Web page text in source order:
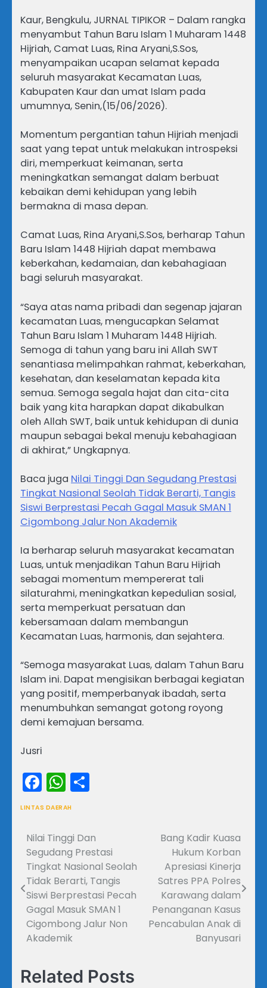
Kaur, Bengkulu, JURNAL TIPIKOR – Dalam rangka
menyambut Tahun Baru Islam 1 Muharam 1448
Hijriah, Camat Luas, Rina Aryani,S.Sos,
menyampaikan ucapan selamat kepada
seluruh masyarakat Kecamatan Luas,
Kabupaten Kaur dan umat Islam pada
umumnya, Senin,(15/06/2026).
Momentum pergantian tahun Hijriah menjadi
saat yang tepat untuk melakukan introspeksi
diri, memperkuat keimanan, serta
meningkatkan semangat dalam berbuat
kebaikan demi kehidupan yang lebih
bermakna di masa depan.
Camat Luas, Rina Aryani,S.Sos, berharap Tahun
Baru Islam 1448 Hijriah dapat membawa
keberkahan, kedamaian, dan kebahagiaan
bagi seluruh masyarakat.
“Saya atas nama pribadi dan segenap jajaran
kecamatan Luas, mengucapkan Selamat
Tahun Baru Islam 1 Muharam 1448 Hijriah.
Semoga di tahun yang baru ini Allah SWT
senantiasa melimpahkan rahmat, keberkahan,
kesehatan, dan keselamatan kepada kita
semua. Semoga segala hajat dan cita-cita
baik yang kita harapkan dapat dikabulkan
oleh Allah SWT, baik untuk kehidupan di dunia
maupun sebagai bekal menuju kebahagiaan
di akhirat,” Ungkapnya.
Baca juga Nilai Tinggi Dan Segudang Prestasi
Tingkat Nasional Seolah Tidak Berarti, Tangis
Siswi Berprestasi Pecah Gagal Masuk SMAN 1
Cigombong Jalur Non Akademik
Ia berharap seluruh masyarakat kecamatan
Luas, untuk menjadikan Tahun Baru Hijriah
sebagai momentum mempererat tali
silaturahmi, meningkatkan kepedulian sosial,
serta memperkuat persatuan dan
kebersamaan dalam membangun
Kecamatan Luas, harmonis, dan sejahtera.
“Semoga masyarakat Luas, dalam Tahun Baru
Islam ini. Dapat mengisikan berbagai kegiatan
yang positif, memperbanyak ibadah, serta
menumbuhkan semangat gotong royong
demi kemajuan bersama.
Jusri
Facebook
WhatsApp
LINTAS DAERAH
Navigasi
pos
Nilai Tinggi Dan
Segudang Prestasi
Tingkat Nasional Seolah
Tidak Berarti, Tangis
Siswi Berprestasi Pecah
Gagal Masuk SMAN 1
Cigombong Jalur Non
Akademik
Bang Kadir Kuasa
Hukum Korban
Apresiasi Kinerja
Satres PPA Polres
Karawang dalam
Penanganan Kasus
Pencabulan Anak di
Banyusari
Related Posts